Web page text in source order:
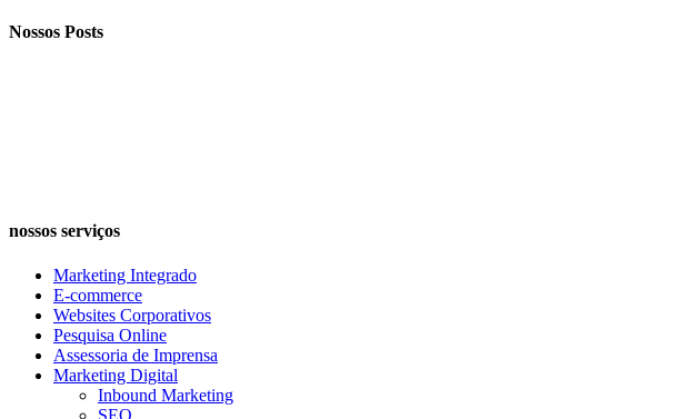
Nossos Posts
nossos serviços
Marketing Integrado
E-commerce
Websites Corporativos
Pesquisa Online
Assessoria de Imprensa
Marketing Digital
Inbound Marketing
SEO